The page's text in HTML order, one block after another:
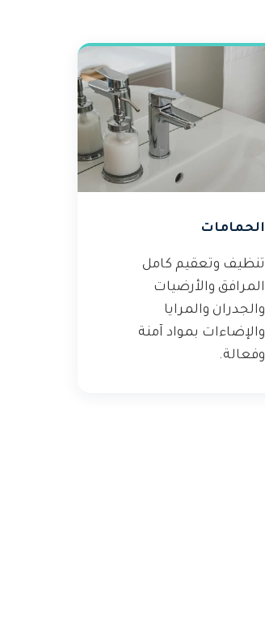
الحمامات
تنظيف وتعقيم كامل
المرافق والأرضيات
والجدران والمرايا
والإضاءات بمواد آمنة
وفعالة.